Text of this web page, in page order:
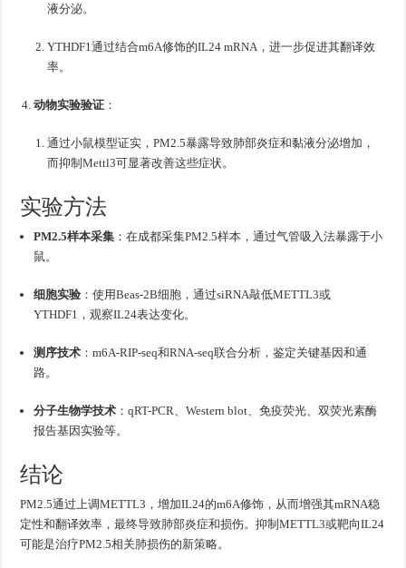
液分泌。
YTHDF1通过结合m6A修饰的IL24 mRNA，进一步促进其翻译效
率。
动物实验验证 ：
通过小鼠模型证实，PM2.5暴露导致肺部炎症和黏液分泌增加，
而抑制Mettl3可显著改善这些症状。
实验方法
PM2.5样本采集 ：在成都采集PM2.5样本，通过气管吸入法暴露于小
鼠。
细胞实验 ：使用Beas-2B细胞，通过siRNA敲低METTL3或
YTHDF1，观察IL24表达变化。
测序技术 ：m6A-RIP-seq和RNA-seq联合分析，鉴定关键基因和通
路。
分子生物学技术 ：qRT-PCR、Western blot、免疫荧光、双荧光素酶
报告基因实验等。
结论
PM2.5通过上调METTL3，增加IL24的m6A修饰，从而增强其mRNA稳
定性和翻译效率，最终导致肺部炎症和损伤。抑制METTL3或靶向IL24
可能是治疗PM2.5相关肺损伤的新策略。